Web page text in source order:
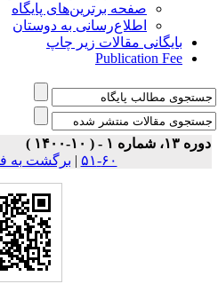
صفحه برترین‌های پایگاه
اطلاع‌رسانی به دوستان
بایگانی مقالات زیر چاپ
Publication Fee
۱۳، شماره ۱ - ( ۱۰-۱۴۰۰ )
۶۰-۵۱
|برگشت به